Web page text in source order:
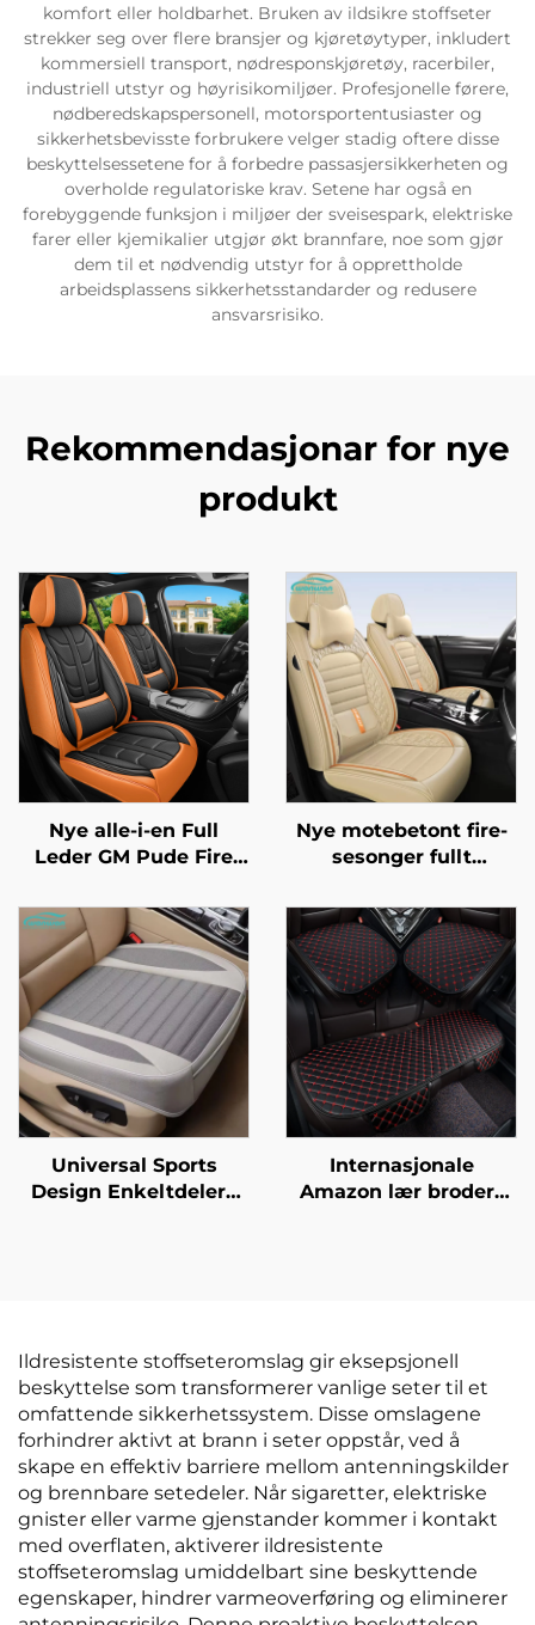
komfort eller holdbarhet. Bruken av ildsikre stoffseter
strekker seg over flere bransjer og kjøretøytyper, inkludert
kommersiell transport, nødresponskjøretøy, racerbiler,
industriell utstyr og høyrisikomiljøer. Profesjonelle førere,
nødberedskapspersonell, motorsportentusiaster og
sikkerhetsbevisste forbrukere velger stadig oftere disse
beskyttelsessetene for å forbedre passasjersikkerheten og
overholde regulatoriske krav. Setene har også en
forebyggende funksjon i miljøer der sveisespark, elektriske
farer eller kjemikalier utgjør økt brannfare, noe som gjør
dem til et nødvendig utstyr for å opprettholde
arbeidsplassens sikkerhetsstandarder og redusere
ansvarsrisiko.
Rekommendasjonar for nye
produkt
Nye alle-i-en Full
Leder GM Pude Fire
Bilseteovertrekk
Fabrikk Direkte
Amazon Bestselger
Nye motebetont fire-
sesonger fullt
bilseteovertrekk
eksplosjonssikkert
silkeis materiale front
laget av lær
Universal Sports
Design Enkeltdelers
med Mazda
Internasjonale
Amazon lær brodert
Ildresistente stoffseteromslag gir eksepsjonell
beskyttelse som transformerer vanlige seter til et
omfattende sikkerhetssystem. Disse omslagene
forhindrer aktivt at brann i seter oppstår, ved å
skape en effektiv barriere mellom antenningskilder
og brennbare setedeler. Når sigaretter, elektriske
gnister eller varme gjenstander kommer i kontakt
med overflaten, aktiverer ildresistente
stoffseteromslag umiddelbart sine beskyttende
egenskaper, hindrer varmeoverføring og eliminerer